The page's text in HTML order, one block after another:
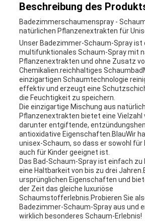
Beschreibung des
Badezimmerschaumenspray -
natürlichen Pflanzenextrakten für
Unser Badezimmer-Schaum-Spray ist
multifunktionales Schaum-Spray mit
Pflanzenextrakten und ohne Zusatz
Chemikalien.reichhaltiges
einzigartigen Schaumtechnologie
effektiv und erzeugt eine
die Feuchtigkeit zu speichern.
Die einzigartige Mischung aus
Pflanzenextrakten bietet eine Vielzahl
darunter entgiftende,
antioxidative Eigenschaften.BlauWir
unisex-Schaum, so dass er sowohl für
auch für Kinder geeignet ist.
Das Bad-Schaum-Spray ist einfach zu
eine Haltbarkeit von bis zu drei
ursprünglichen Eigenschaften und
der Zeit das gleiche luxuriöse
Schaumstofferlebnis.Probieren Sie
Badezimmer-Schaum-Spray aus und
wirklich besonderes Schaum-Erlebnis!